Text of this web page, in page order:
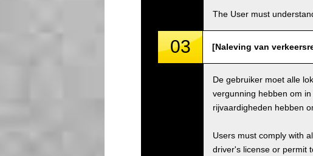
The User must
03 [Naleving van
De gebruiker moet alle
vergunning hebben om
rijvaardigheden hebben
Users must comply with
driver's license or permit